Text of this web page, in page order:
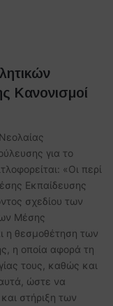
Κανονισμοί
για το
«Οι περί
Εκπαίδευσης
σχεδίου των
Μέσης
η θεσμοθέτηση των
η οποία αφορά τη
τους, καθώς και
ώστε να
στήριξη των